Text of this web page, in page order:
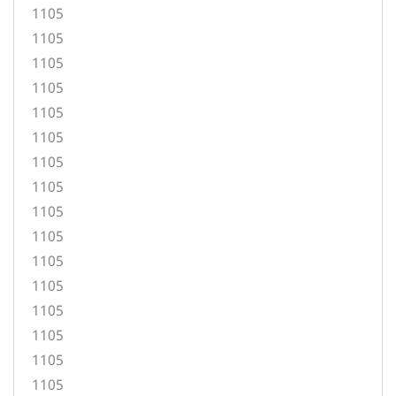
1105
1105
1105
1105
1105
1105
1105
1105
1105
1105
1105
1105
1105
1105
1105
1105